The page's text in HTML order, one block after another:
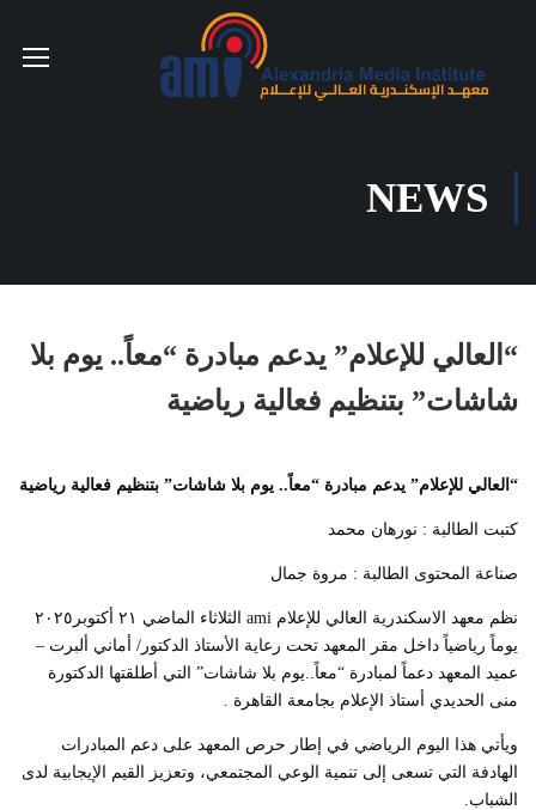
NEWS
“العالي للإعلام” يدعم مبادرة “معاً.. يوم بلا
شاشات” بتنظيم فعالية رياضية
“ العالي للإعلام” يدعم مبادرة “معاً.. يوم بلا شاشات” بتنظيم فعالية رياضية
كتبت الطالبة : نورهان محمد
صناعة المحتوى الطالبة : مروة جمال
نظم معهد الاسكندرية العالي للإعلام ami الثلاثاء الماضي ٢١ أكتوبر٢٠٢٥
يوماً رياضياً داخل مقر المعهد تحت رعاية الأستاذ الدكتور/ أماني ألبرت –
عميد المعهد دعماً لمبادرة “معاً..يوم بلا شاشات” التي أطلقتها الدكتورة
منى الحديدي أستاذ الإعلام بجامعة القاهرة .
ويأتي هذا اليوم الرياضي في إطار حرص المعهد على دعم المبادرات
الهادفة التي تسعى إلى تنمية الوعي المجتمعي، وتعزيز القيم الإيجابية لدى
الشباب.